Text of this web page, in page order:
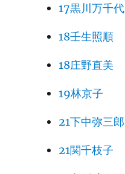
17黒川万千代
18壬生照順
18庄野直美
19林京子
21下中弥三郎
21関千枝子